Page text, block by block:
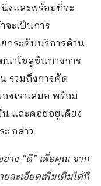
นิ่งและพร้อมที่จะ
ะเป็นการ
กระดับบริการด้าน
าโซลูชันทางการ
รวมถึงการคัด
เราเสมอ พร้อม
และคอยอยู่เคียง
กล่าว
าง “ดี” เพื่อคุณ จาก
ละเอียดเพิ่มเติมได้ที่